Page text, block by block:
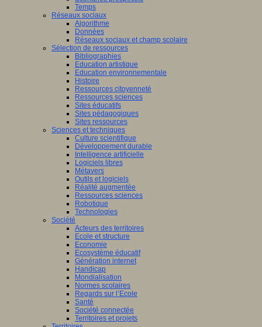
Temps
Réseaux sociaux
Algorithme
Données
Réseaux sociaux et champ scolaire
Sélection de ressources
Bibliographies
Education artistique
Education environnementale
Histoire
Ressources citoyenneté
Ressources sciences
Sites éducatifs
Sites pédagogiques
Sites ressources
Sciences et techniques
Culture scientifique
Développement durable
Intelligence artificielle
Logiciels libres
Métavers
Outils et logiciels
Réalité augmentée
Ressources sciences
Robotique
Technologies
Société
Acteurs des territoires
Ecole et structure
Economie
Ecosystème éducatif
Génération internet
Handicap
Mondialisation
Normes scolaires
Regards sur l’Ecole
Santé
Société connectée
Territoires et projets